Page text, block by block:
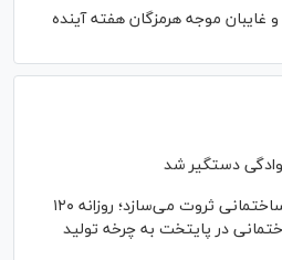
غایبان موجه هرمزگان هفته آینده
دستگیر شد
شهری که از نخاله‌های ساختمانی ثروت می‌سازد؛ روزانه ۱۲۰
در پایتخت به چرخه تولید